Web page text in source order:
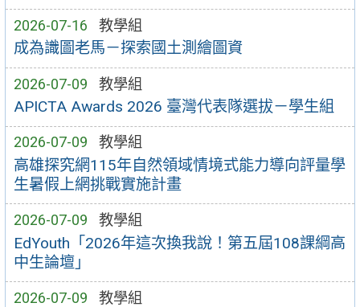
2026-07-16 教學組
成為識圖老馬－探索國土測繪圖資
2026-07-09 教學組
APICTA Awards 2026 臺灣代表隊選拔－學生組
2026-07-09 教學組
高雄探究網115年自然領域情境式能力導向評量學
生暑假上網挑戰實施計畫
2026-07-09 教學組
EdYouth「2026年這次換我說！第五屆108課綱高
中生論壇」
2026-07-09 教學組